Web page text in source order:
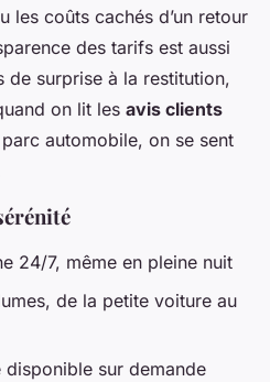
les coûts cachés d’un retour
des tarifs est aussi
de surprise à la restitution,
on lit les avis clients
automobile, on se sent
24/7, même en pleine nuit
de la petite voiture au
disponible sur demande